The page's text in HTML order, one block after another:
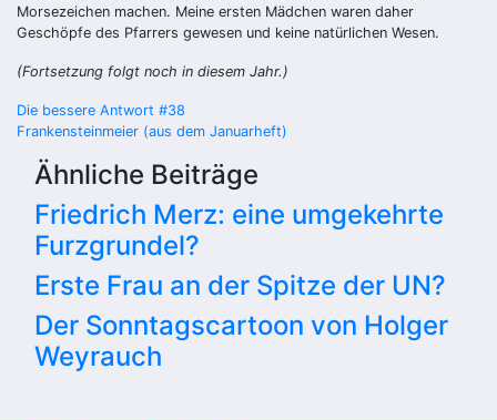
Morsezeichen machen. Meine ersten Mädchen waren daher
Geschöpfe des Pfarrers gewesen und keine natürlichen Wesen.
(Fortsetzung folgt noch in diesem Jahr.)
Beitragsnavigation
Die bessere Antwort #38
Frankensteinmeier (aus dem Januarheft)
Ähnliche Beiträge
Friedrich Merz: eine umgekehrte
Furzgrundel?
Erste Frau an der Spitze der UN?
Der Sonntagscartoon von Holger
Weyrauch